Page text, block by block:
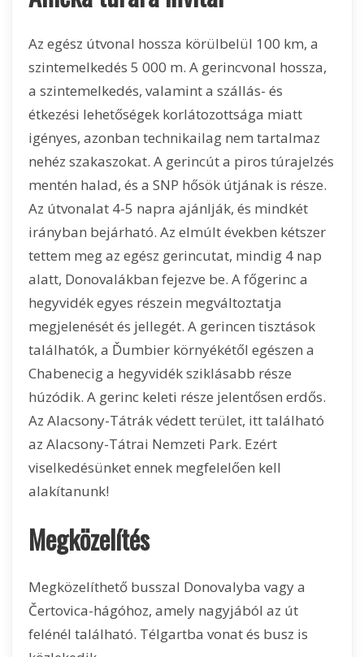
Az egész útvonal hossza körülbelül 100 km, a
szintemelkedés 5 000 m. A gerincvonal hossza,
a szintemelkedés, valamint a szállás- és
étkezési lehetőségek korlátozottsága miatt
igényes, azonban technikailag nem tartalmaz
nehéz szakaszokat. A gerincút a piros túrajelzés
mentén halad, és a SNP hősök útjának is része.
Az útvonalat 4-5 napra ajánlják, és mindkét
irányban bejárható. Az elmúlt években kétszer
tettem meg az egész gerincutat, mindig 4 nap
alatt, Donovalákban fejezve be. A főgerinc a
hegyvidék egyes részein megváltoztatja
megjelenését és jellegét. A gerincen tisztások
találhatók, a Ďumbier környékétől egészen a
Chabenecig a hegyvidék sziklásabb része
húzódik. A gerinc keleti része jelentősen erdős.
Az Alacsony-Tátrák védett terület, itt található
az Alacsony-Tátrai Nemzeti Park. Ezért
viselkedésünket ennek megfelelően kell
alakítanunk!
Megközelítés
Megközelíthető busszal Donovalyba vagy a
Čertovica-hágóhoz, amely nagyjából az út
felénél található. Télgartba vonat és busz is